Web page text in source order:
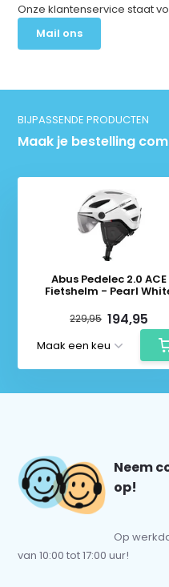
Onze klantenservice staat
Mail ons
BIJPASSENDE PRODUCTEN
Maak je bestelling
Abus Pedelec 2.0 ACE
Fietshelm - Pearl
229,95 194,95
Neem
op!
Op
van 10:00 tot 17:00 uur!